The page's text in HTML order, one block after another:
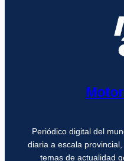
Periódico digital del
diaria a escala
temas de actualidad